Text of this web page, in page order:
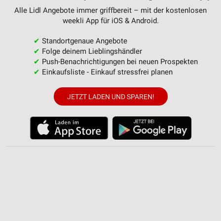
Alle Lidl Angebote immer griffbereit – mit der kostenlosen
weekli App für iOS & Android.
✔ Standortgenaue Angebote
✔ Folge deinem Lieblingshändler
✔ Push-Benachrichtigungen bei neuen Prospekten
✔ Einkaufsliste - Einkauf stressfrei planen
JETZT LADEN UND SPAREN!
Erstellung von Profilen zur Personalisierung
von Inhalten
Verwendung von Profilen zur Auswahl
personalisierter Inhalte
Messung der Werbeleistung
Analyse von Zielgruppen durch Statistiken oder
Quellen
Entwicklung und Verbesserung der Angebote